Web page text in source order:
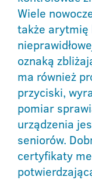
Wiele
także
oznaką
ma również
przyciski,
pomiar
urządzenia
seniorów.
certyfikaty